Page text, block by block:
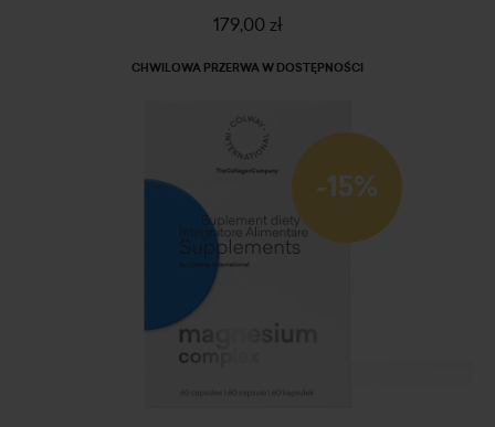
179,00 zł
CHWILOWA PRZERWA W DOSTĘPNOŚCI
-15%